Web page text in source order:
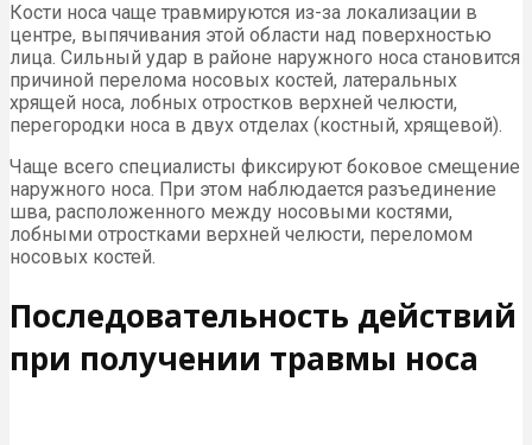
Кости носа чаще травмируются из-за локализации в
центре, выпячивания этой области над поверхностью
лица. Сильный удар в районе наружного носа становится
причиной перелома носовых костей, латеральных
хрящей носа, лобных отростков верхней челюсти,
перегородки носа в двух отделах (костный, хрящевой).
Чаще всего специалисты фиксируют боковое смещение
наружного носа. При этом наблюдается разъединение
шва, расположенного между носовыми костями,
лобными отростками верхней челюсти, переломом
носовых костей.
Последовательность действий
при получении травмы носа